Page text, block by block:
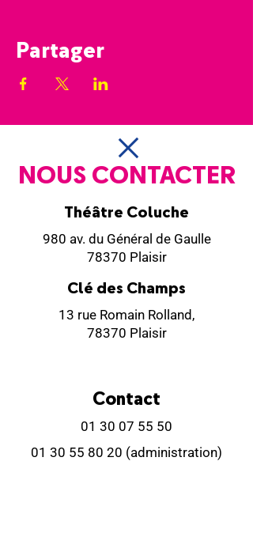
Partager
NOUS CONTACTER
Théâtre Coluche
980 av. du Général de Gaulle
78370 Plaisir
Clé des Champs
13 rue Romain Rolland,
78370 Plaisir
Contact
01 30 07 55 50
01 30 55 80 20 (administration)